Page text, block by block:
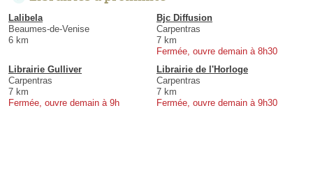
Lalibela
Beaumes-de-Venise
6 km
Bjc Diffusion
Carpentras
7 km
Fermée, ouvre demain à 8h30
Librairie Gulliver
Carpentras
7 km
Fermée, ouvre demain à 9h
Librairie de l'Horloge
Carpentras
7 km
Fermée, ouvre demain à 9h30